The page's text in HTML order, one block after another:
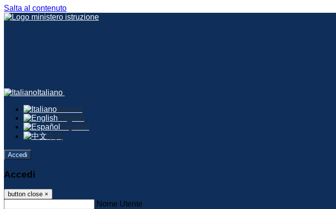
Salta al contenuto
Italiano
Italiano
English
Español
中文
Accedi
Accedi
button close ×
Nome Utente